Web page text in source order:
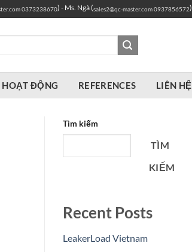
0373238670) - Ms. Ngà (sales2@qc-master.com0937856572)
HOẠT ĐỘNG REFERENCES LIÊN HỆ
Tìm kiếm
TÌM
KIẾM
Recent Posts
LeakerLoad Vietnam